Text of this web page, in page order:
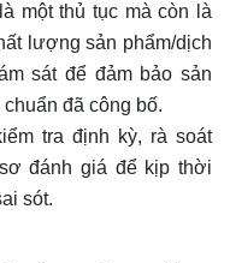
một thủ tục mà còn là
lượng sản phẩm/dịch
sát để đảm bảo sản
đã công bố.
tra định kỳ, rà soát
đánh giá để kịp thời
sót.